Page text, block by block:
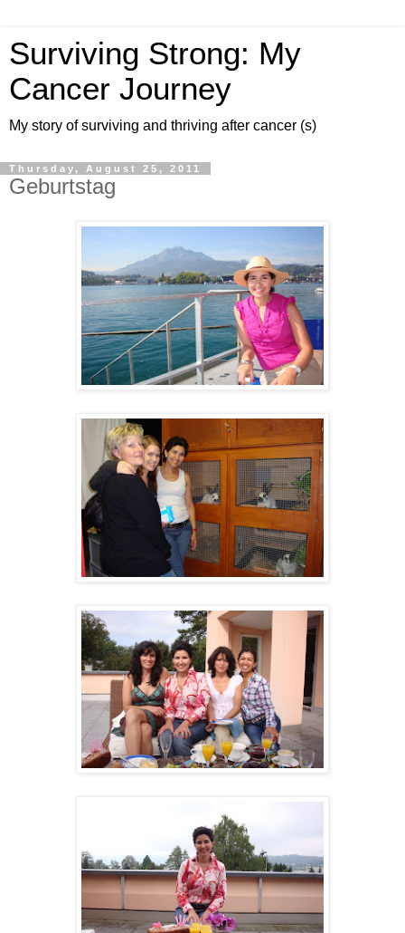
Surviving Strong: My
Cancer Journey
My story of surviving and thriving after cancer (s)
Thursday, August 25, 2011
Geburtstag